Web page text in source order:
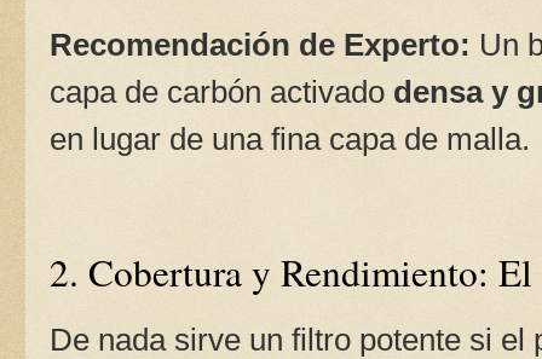
Recomendación de Experto: Un
capa de carbón activado densa y
en lugar de una fina capa de malla.
2. Cobertura y Rendimiento:
De nada sirve un filtro potente si el